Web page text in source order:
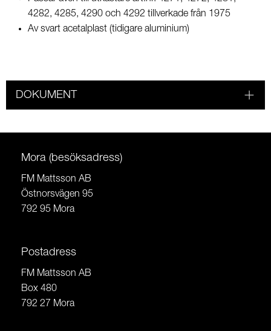
4282, 4285, 4290 och 4292 tillverkade från 1975
Av svart acetalplast (tidigare aluminium)
DOKUMENT
Mora (besöksadress)
FM Mattsson AB
Östnorsvägen 95
792 95 Mora
Postadress
FM Mattsson AB
Box 480
792 27 Mora